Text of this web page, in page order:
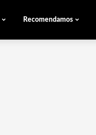
Recomendamos